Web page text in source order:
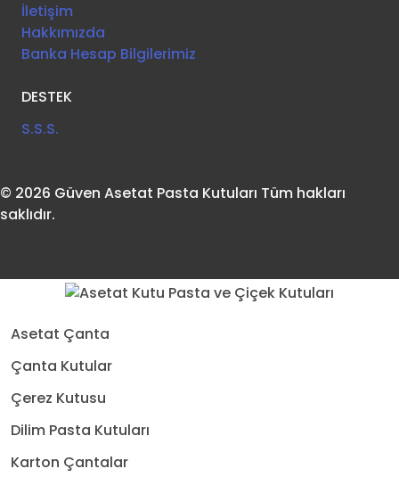
İletişim
Hakkımızda
Banka Hesap Bilgilerimiz
DESTEK
S.S.S.
© 2026 Güven Asetat Pasta Kutuları Tüm hakları
saklıdır.
Asetat Çanta
Çanta Kutular
Çerez Kutusu
Dilim Pasta Kutuları
Karton Çantalar